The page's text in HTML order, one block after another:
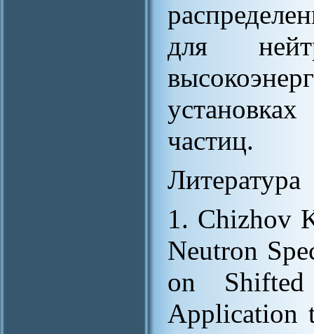
для
частиц.
Литература
1. Chizhov
Neutron
on
Application